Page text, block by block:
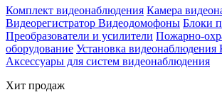
Комплект видеонаблюдения Камера
Видеорегистратор Видеодомофоны Блоки
Преобразователи и усилители Пожарно-
оборудование Установка видеонаблюдения
Аксессуары для систем видеонаблюдения
Хит продаж